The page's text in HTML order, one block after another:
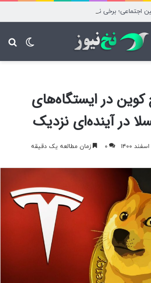
در ایستگاه‌های
در آینده‌ای نزدیک
۰ زمان مطالعه یک دقیقه